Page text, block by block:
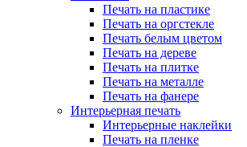
Печать на пластике
Печать на оргстекле
Печать белым цветом
Печать на дереве
Печать на плитке
Печать на металле
Печать на фанере
Интерьерная печать
Интерьерные наклейки
Печать на пленке